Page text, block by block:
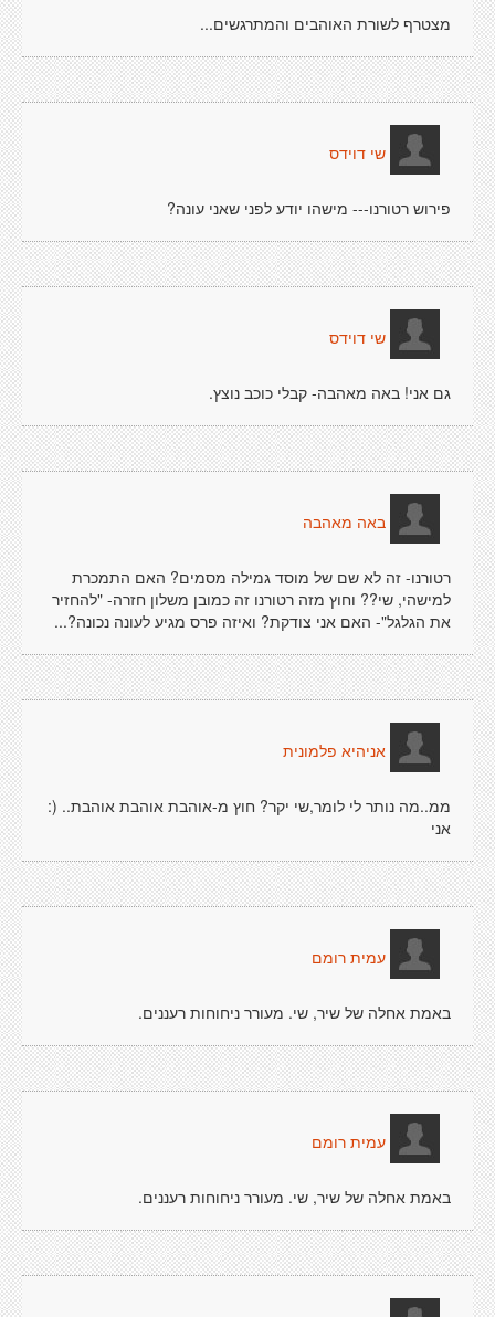
מצטרף לשורת האוהבים והמתרגשים...
שי דוידס
פירוש רטורנו--- מישהו יודע לפני שאני עונה?
שי דוידס
גם אני! באה מאהבה- קבלי כוכב נוצץ.
באה מאהבה
רטורנו- זה לא שם של מוסד גמילה מסמים? האם התמכרת
למישהי, שי?? וחוץ מזה רטורנו זה כמובן משלון חזרה- "להחזיר
את הגלגל"- האם אני צודקת? ואיזה פרס מגיע לעונה נכונה?...
אניהיא פלמונית
ממ..מה נותר לי לומר,שי יקר? חוץ מ-אוהבת אוהבת אוהבת.. (:
אני
עמית רומם
באמת אחלה של שיר, שי. מעורר ניחוחות רעננים.
עמית רומם
באמת אחלה של שיר, שי. מעורר ניחוחות רעננים.